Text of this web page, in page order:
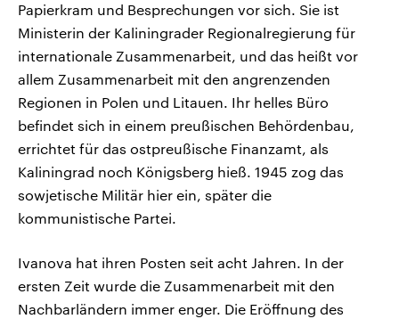
Papierkram und Besprechungen vor sich. Sie ist
Ministerin der Kaliningrader Regionalregierung für
internationale Zusammenarbeit, und das heißt vor
allem Zusammenarbeit mit den angrenzenden
Regionen in Polen und Litauen. Ihr helles Büro
befindet sich in einem preußischen Behördenbau,
errichtet für das ostpreußische Finanzamt, als
Kaliningrad noch Königsberg hieß. 1945 zog das
sowjetische Militär hier ein, später die
kommunistische Partei.
Ivanova hat ihren Posten seit acht Jahren. In der
ersten Zeit wurde die Zusammenarbeit mit den
Nachbarländern immer enger. Die Eröffnung des